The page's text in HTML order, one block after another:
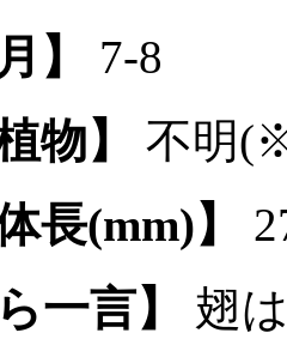
】
7-8
物】
不明
長(mm)】
一言】
翅